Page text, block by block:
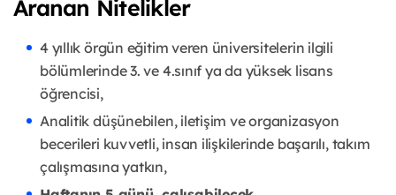
Aranan Nitelikler
4 yıllık örgün eğitim veren üniversitelerin ilgili
bölümlerinde 3. ve 4.sınıf ya da yüksek lisans
öğrencisi,
Analitik düşünebilen, iletişim ve organizasyon
becerileri kuvvetli, insan ilişkilerinde başarılı, takım
çalışmasına yatkın,